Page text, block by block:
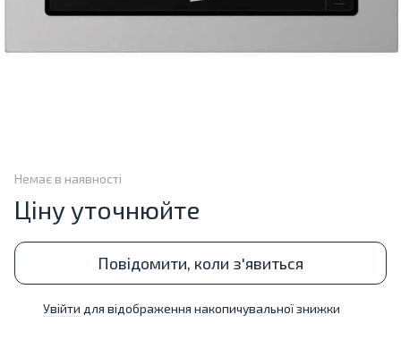
Немає в наявності
Ціну уточнюйте
Повідомити, коли з'явиться
Увійти для відображення накопичувальної знижки